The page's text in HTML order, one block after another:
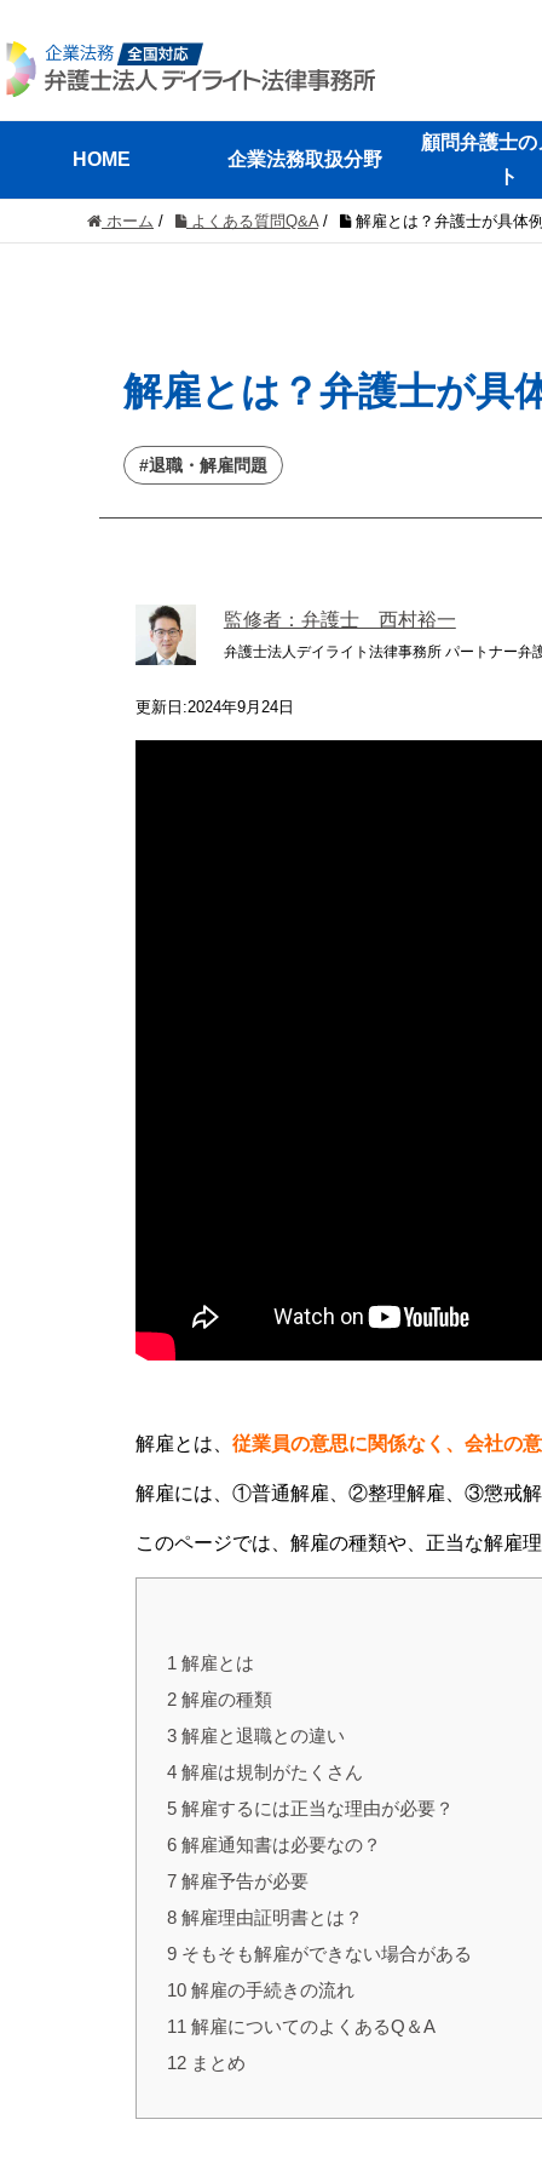
HOME 企業法務取扱分野
顧問弁護士の
ト
ホーム / よくある質問Q&A/ 解雇とは？弁護士が具体
解雇とは？弁護士が具
#退職・解雇問題
監修者：弁護士 西村裕一
弁護士法人デイライト法律事務所 パートナー弁
更新日:2024年9月24日
解雇とは、 従業員の意思に関係なく、会社の
解雇には、①普通解雇、②整理解雇、③懲戒
このページでは、解雇の種類や、正当な解雇
1 解雇とは
2 解雇の種類
3 解雇と退職との違い
4 解雇は規制がたくさん
5 解雇するには正当な理由が必要？
6 解雇通知書は必要なの？
7 解雇予告が必要
8 解雇理由証明書とは？
9 そもそも解雇ができない場合がある
10 解雇の手続きの流れ
11 解雇についてのよくあるQ＆A
12 まとめ